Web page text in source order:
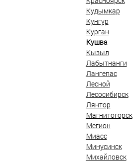
Кудымкар
Кунгур
Курган
Кушва
Кызыл
Лабытнанги
Лангепас
Лесной
Лесосибирск
Лянтор
Магнитогорск
Мегион
Миасс
Минусинск
Михайловск